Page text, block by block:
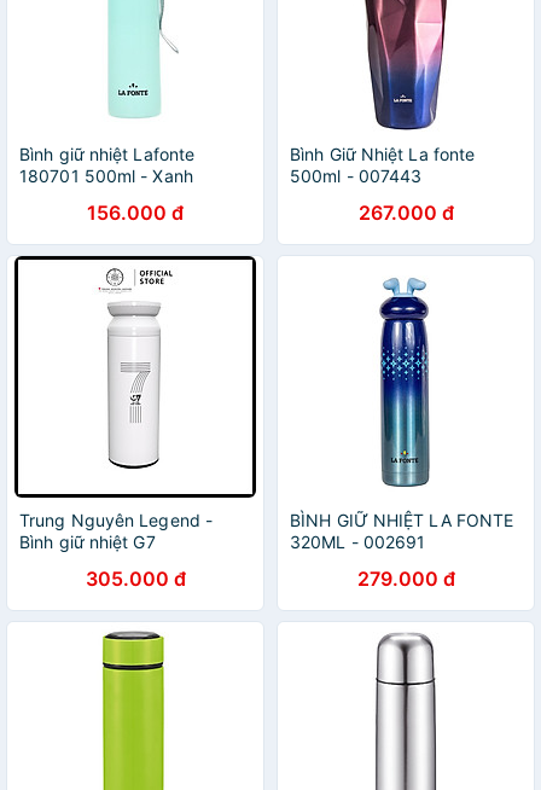
Bình giữ nhiệt Lafonte
180701 500ml - Xanh
156.000 đ
Bình Giữ Nhiệt La fonte
500ml - 007443
267.000 đ
Trung Nguyên Legend -
Bình giữ nhiệt G7
305.000 đ
BÌNH GIỮ NHIỆT LA FONTE
320ML - 002691
279.000 đ